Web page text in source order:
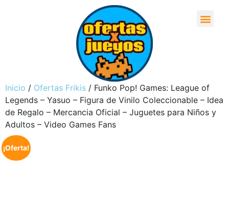
Inicio / Ofertas Frikis / Funko Pop! Games: League of
Legends – Yasuo – Figura de Vinilo Coleccionable – Idea
de Regalo – Mercancia Oficial – Juguetes para Niños y
Adultos – Video Games Fans
¡Oferta!